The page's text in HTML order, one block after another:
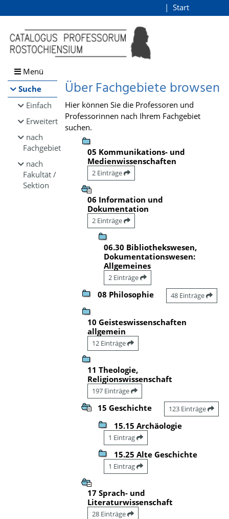
Browsen
direkt zum Inhalt
Start
Menü
Suche
Einfach
Erweitert
nach
Fachgebiet
nach
Fakultät /
Sektion
Über Fachgebiete browsen
Hier können Sie die Professoren und
Professorinnen nach Ihrem Fachgebiet
suchen.
05 Kommunikations- und
Medienwissenschaften
2 Einträge
06 Information und
Dokumentation
2 Einträge
06.30 Bibliothekswesen,
Dokumentationswesen:
Allgemeines
2 Einträge
08 Philosophie 48 Einträge
10 Geisteswissenschaften
allgemein
12 Einträge
11 Theologie,
Religionswissenschaft
197 Einträge
15 Geschichte 123 Einträge
15.15 Archäologie
1 Eintrag
15.25 Alte Geschichte
1 Eintrag
17 Sprach- und
Literaturwissenschaft
28 Einträge